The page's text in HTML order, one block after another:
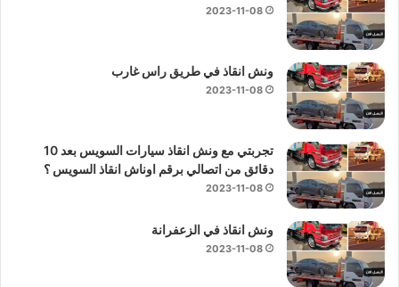
2023-11-08
ونش انقاذ في طريق راس غارب
2023-11-08
تجربتي مع ونش انقاذ سيارات السويس بعد 10
دقائق من اتصالي برقم اوناش انقاذ السويس ؟
2023-11-08
ونش انقاذ في الزعفرانة
2023-11-08